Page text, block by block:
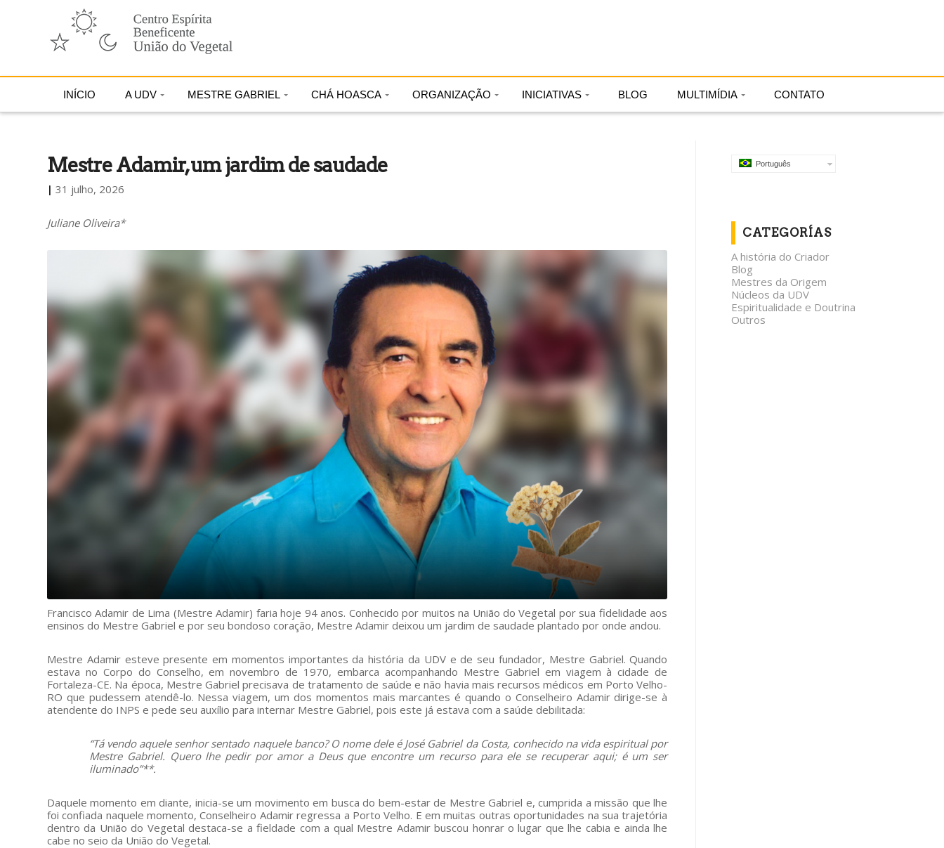
INÍCIO A UDV MESTRE GABRIEL CHÁ HOASCA ORGANIZAÇÃO INICIATIVAS BLOG MULTIMÍDIA CONTATO
Mestre Adamir, um jardim de saudade
| 31 julho, 2026
Juliane Oliveira*
Francisco Adamir de Lima (Mestre Adamir) faria hoje 94 anos. Conhecido por muitos na União do Vegetal por sua fidelidade aos
ensinos do Mestre Gabriel e por seu bondoso coração, Mestre Adamir deixou um jardim de saudade plantado por onde andou.
Mestre Adamir esteve presente em momentos importantes da história da UDV e de seu fundador, Mestre Gabriel. Quando
estava no Corpo do Conselho, em novembro de 1970, embarca acompanhando Mestre Gabriel em viagem à cidade de
Fortaleza-CE. Na época, Mestre Gabriel precisava de tratamento de saúde e não havia mais recursos médicos em Porto Velho-
RO que pudessem atendê-lo. Nessa viagem, um dos momentos mais marcantes é quando o Conselheiro Adamir dirige-se à
atendente do INPS e pede seu auxílio para internar Mestre Gabriel, pois este já estava com a saúde debilitada:
“Tá vendo aquele senhor sentado naquele banco? O nome dele é José Gabriel da Costa, conhecido na vida espiritual por
Mestre Gabriel. Quero lhe pedir por amor a Deus que encontre um recurso para ele se recuperar aqui; é um ser
iluminado”**.
Daquele momento em diante, inicia-se um movimento em busca do bem-estar de Mestre Gabriel e, cumprida a missão que lhe
foi confiada naquele momento, Conselheiro Adamir regressa a Porto Velho. E em muitas outras oportunidades na sua trajetória
dentro da União do Vegetal destaca-se a fieldade com a qual Mestre Adamir buscou honrar o lugar que lhe cabia e ainda lhe
cabe no seio da União do Vegetal.
Português
CATEGORÍAS
A história do Criador
Blog
Mestres da Origem
Núcleos da UDV
Espiritualidade e Doutrina
Outros